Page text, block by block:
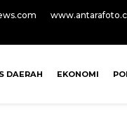
DAERAH EKONOMI